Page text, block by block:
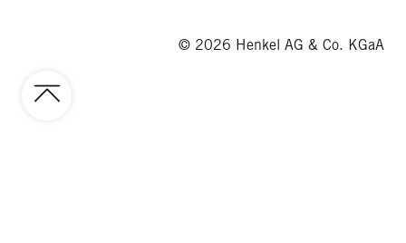
© 2026 Henkel AG & Co. KGaA